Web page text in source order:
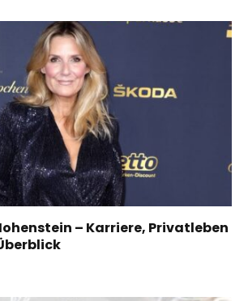
– Karriere, Privatleben